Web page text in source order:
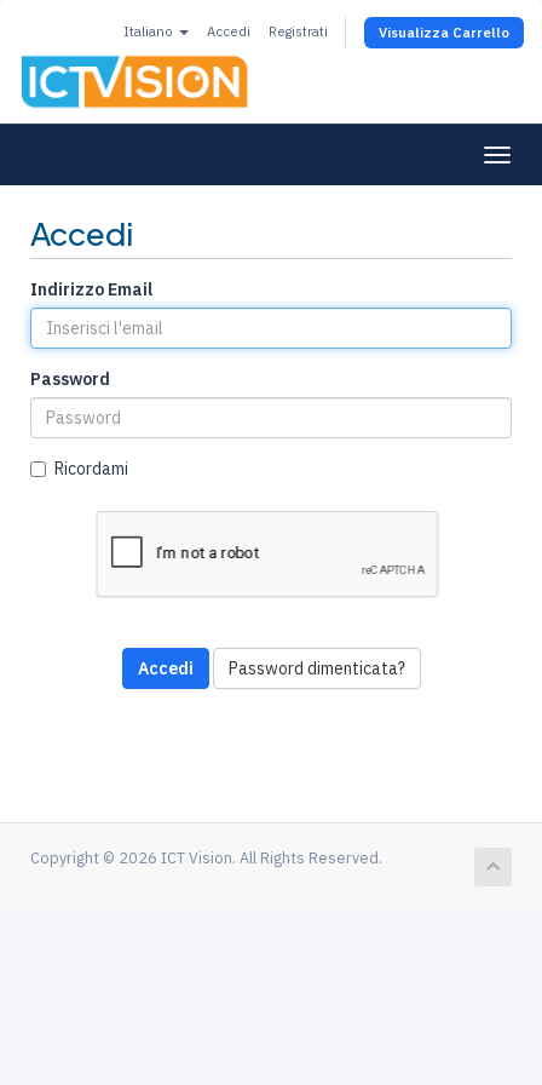
Italiano Accedi Registrati Visualizza Carrello
Accedi
Indirizzo Email
Password
Ricordami
Password dimenticata?
Copyright © 2026 ICT Vision. All Rights Reserved.